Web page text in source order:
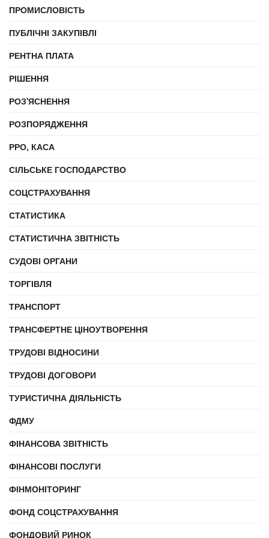
ПРОМИСЛОВІСТЬ
ПУБЛІЧНІ ЗАКУПІВЛІ
РЕНТНА ПЛАТА
РІШЕННЯ
РОЗ'ЯСНЕННЯ
РОЗПОРЯДЖЕННЯ
РРО, КАСА
СІЛЬСЬКЕ ГОСПОДАРСТВО
СОЦСТРАХУВАННЯ
СТАТИСТИКА
СТАТИСТИЧНА ЗВІТНІСТЬ
СУДОВІ ОРГАНИ
ТОРГІВЛЯ
ТРАНСПОРТ
ТРАНСФЕРТНЕ ЦІНОУТВОРЕННЯ
ТРУДОВІ ВІДНОСИНИ
ТРУДОВІ ДОГОВОРИ
ТУРИСТИЧНА ДІЯЛЬНІСТЬ
ФДМУ
ФІНАНСОВА ЗВІТНІСТЬ
ФІНАНСОВІ ПОСЛУГИ
ФІНМОНІТОРИНГ
ФОНД СОЦСТРАХУВАННЯ
ФОНДОВИЙ РИНОК